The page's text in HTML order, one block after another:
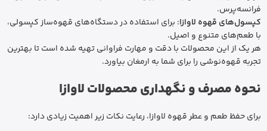
فرانسه‌پرس.
کپسول‌های قهوه لاوازا: برای استفاده در دستگاه‌های قهوه‌ساز کپسولی،
با طعم‌های متنوع و اصیل.
هر یک از این محصولات با دقت و مهارت فراوانی تهیه شده است تا بهترین
تجربه قهوه‌نوشی را برای شما به ارمغان بیاورد.
نحوه مصرف و نگهداری محصولات لاوازا
برای حفظ طعم و عطر قهوه لاوازا، رعایت نکات زیر اهمیت زیادی دارد: